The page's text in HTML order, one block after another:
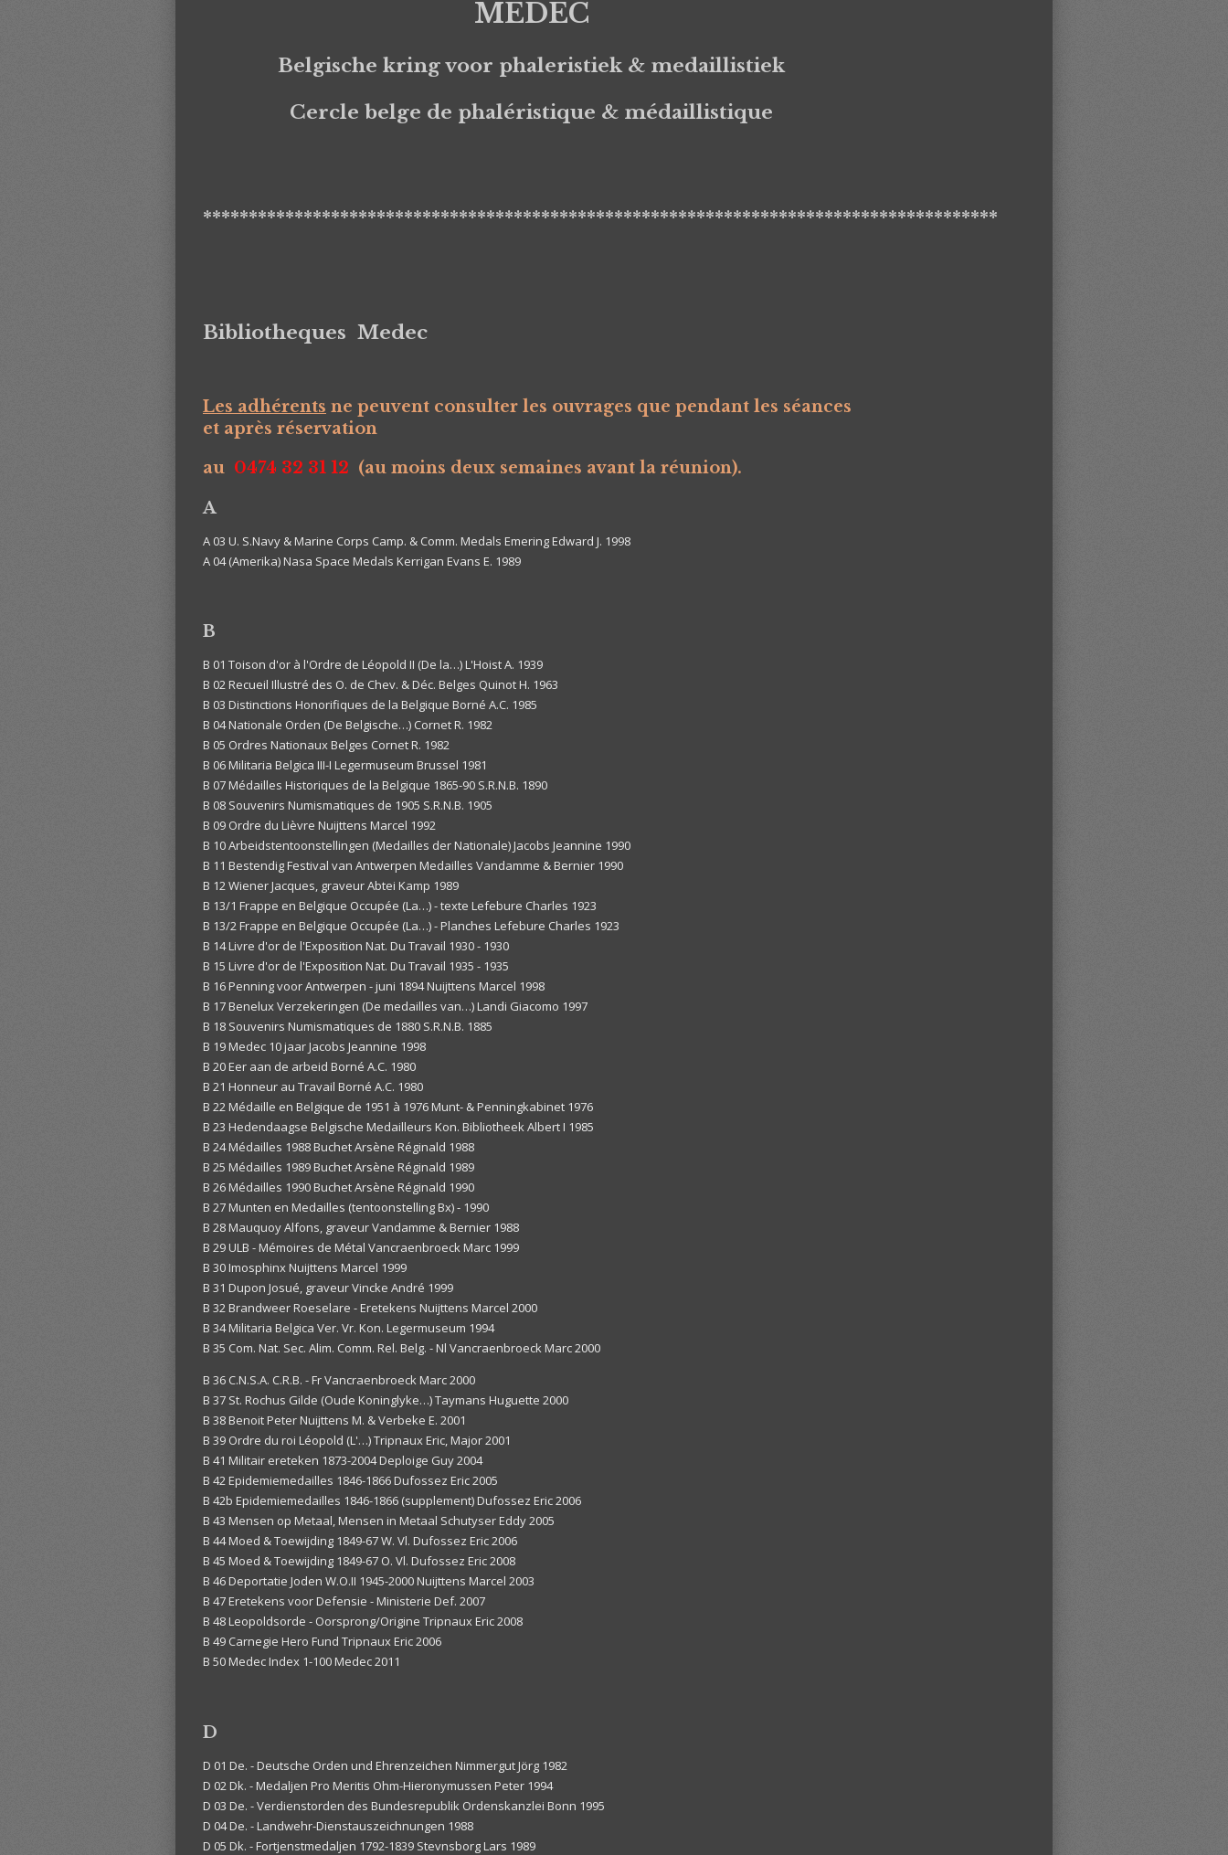
MEDEC
Belgische kring voor phaleristiek & medaillistiek
Cercle belge de phaléristique & médaillistique
***************************************************************************************
Bibliotheques Medec
Les adhérents ne peuvent consulter les ouvrages que pendant les séances
et après réservation
au 0474 32 31 12 (au moins deux semaines avant la réunion).
A
A 03 U. S.Navy & Marine Corps Camp. & Comm. Medals Emering Edward J. 1998
A 04 (Amerika) Nasa Space Medals Kerrigan Evans E. 1989
B
B 01 Toison d'or à l'Ordre de Léopold II (De la…) L'Hoist A. 1939
B 02 Recueil Illustré des O. de Chev. & Déc. Belges Quinot H. 1963
B 03 Distinctions Honorifiques de la Belgique Borné A.C. 1985
B 04 Nationale Orden (De Belgische…) Cornet R. 1982
B 05 Ordres Nationaux Belges Cornet R. 1982
B 06 Militaria Belgica III-I Legermuseum Brussel 1981
B 07 Médailles Historiques de la Belgique 1865-90 S.R.N.B. 1890
B 08 Souvenirs Numismatiques de 1905 S.R.N.B. 1905
B 09 Ordre du Lièvre Nuijttens Marcel 1992
B 10 Arbeidstentoonstellingen (Medailles der Nationale) Jacobs Jeannine 1990
B 11 Bestendig Festival van Antwerpen Medailles Vandamme & Bernier 1990
B 12 Wiener Jacques, graveur Abtei Kamp 1989
B 13/1 Frappe en Belgique Occupée (La…) - texte Lefebure Charles 1923
B 13/2 Frappe en Belgique Occupée (La…) - Planches Lefebure Charles 1923
B 14 Livre d'or de l'Exposition Nat. Du Travail 1930 - 1930
B 15 Livre d'or de l'Exposition Nat. Du Travail 1935 - 1935
B 16 Penning voor Antwerpen - juni 1894 Nuijttens Marcel 1998
B 17 Benelux Verzekeringen (De medailles van…) Landi Giacomo 1997
B 18 Souvenirs Numismatiques de 1880 S.R.N.B. 1885
B 19 Medec 10 jaar Jacobs Jeannine 1998
B 20 Eer aan de arbeid Borné A.C. 1980
B 21 Honneur au Travail Borné A.C. 1980
B 22 Médaille en Belgique de 1951 à 1976 Munt- & Penningkabinet 1976
B 23 Hedendaagse Belgische Medailleurs Kon. Bibliotheek Albert I 1985
B 24 Médailles 1988 Buchet Arsène Réginald 1988
B 25 Médailles 1989 Buchet Arsène Réginald 1989
B 26 Médailles 1990 Buchet Arsène Réginald 1990
B 27 Munten en Medailles (tentoonstelling Bx) - 1990
B 28 Mauquoy Alfons, graveur Vandamme & Bernier 1988
B 29 ULB - Mémoires de Métal Vancraenbroeck Marc 1999
B 30 Imosphinx Nuijttens Marcel 1999
B 31 Dupon Josué, graveur Vincke André 1999
B 32 Brandweer Roeselare - Eretekens Nuijttens Marcel 2000
B 34 Militaria Belgica Ver. Vr. Kon. Legermuseum 1994
B 35 Com. Nat. Sec. Alim. Comm. Rel. Belg. - Nl Vancraenbroeck Marc 2000
B 36 C.N.S.A. C.R.B. - Fr Vancraenbroeck Marc 2000
B 37 St. Rochus Gilde (Oude Koninglyke…) Taymans Huguette 2000
B 38 Benoit Peter Nuijttens M. & Verbeke E. 2001
B 39 Ordre du roi Léopold (L'…) Tripnaux Eric, Major 2001
B 41 Militair ereteken 1873-2004 Deploige Guy 2004
B 42 Epidemiemedailles 1846-1866 Dufossez Eric 2005
B 42b Epidemiemedailles 1846-1866 (supplement) Dufossez Eric 2006
B 43 Mensen op Metaal, Mensen in Metaal Schutyser Eddy 2005
B 44 Moed & Toewijding 1849-67 W. Vl. Dufossez Eric 2006
B 45 Moed & Toewijding 1849-67 O. Vl. Dufossez Eric 2008
B 46 Deportatie Joden W.O.II 1945-2000 Nuijttens Marcel 2003
B 47 Eretekens voor Defensie - Ministerie Def. 2007
B 48 Leopoldsorde - Oorsprong/Origine Tripnaux Eric 2008
B 49 Carnegie Hero Fund Tripnaux Eric 2006
B 50 Medec Index 1-100 Medec 2011
D
D 01 De. - Deutsche Orden und Ehrenzeichen Nimmergut Jörg 1982
D 02 Dk. - Medaljen Pro Meritis Ohm-Hieronymussen Peter 1994
D 03 De. - Verdienstorden des Bundesrepublik Ordenskanzlei Bonn 1995
D 04 De. - Landwehr-Dienstauszeichnungen 1988
D 05 Dk. - Fortjenstmedaljen 1792-1839 Stevnsborg Lars 1989